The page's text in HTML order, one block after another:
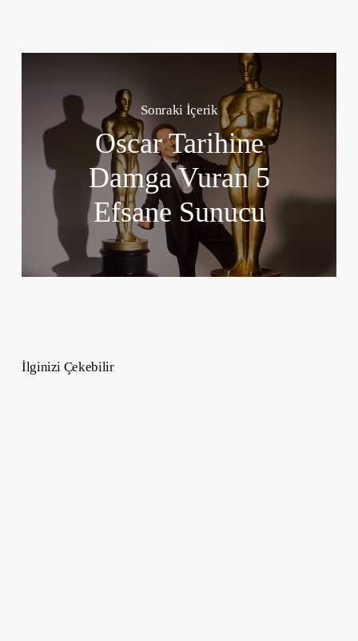
Sonraki İçerik
Oscar Tarihine
Damga Vuran 5
Efsane Sunucu
İlginizi Çekebilir